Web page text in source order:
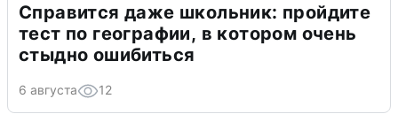
Справится даже школьник: пройдите
тест по географии, в котором очень
стыдно ошибиться
6 августа 12